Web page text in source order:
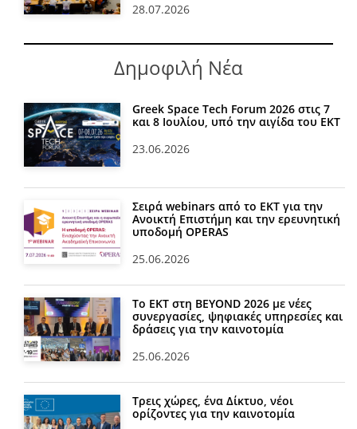
28.07.2026
Δημοφιλή Νέα
Greek Space Tech Forum 2026 στις 7
και 8 Ιουλίου, υπό την αιγίδα του ΕΚΤ
23.06.2026
Σειρά webinars από το ΕΚΤ για την
Ανοικτή Επιστήμη και την ερευνητική
υποδομή OPERAS
25.06.2026
Το ΕΚΤ στη BEYOND 2026 με νέες
συνεργασίες, ψηφιακές υπηρεσίες και
δράσεις για την καινοτομία
25.06.2026
Τρεις χώρες, ένα Δίκτυο, νέοι
ορίζοντες για την καινοτομία